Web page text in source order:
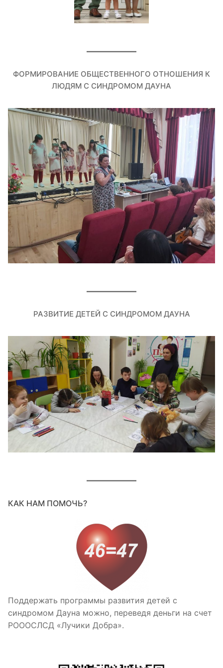
ФОРМИРОВАНИЕ ОБЩЕСТВЕННОГО ОТНОШЕНИЯ К
ЛЮДЯМ С СИНДРОМОМ ДАУНА
РАЗВИТИЕ ДЕТЕЙ С СИНДРОМОМ ДАУНА
КАК НАМ ПОМОЧЬ?
Поддержать программы развития детей с
синдромом Дауна можно, переведя деньги на счет
РОООСЛСД «Лучики Добра».